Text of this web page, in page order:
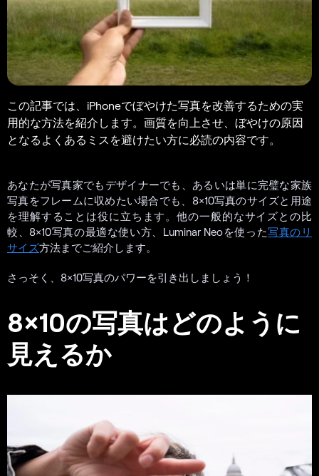
この記事では、iPhoneでぼやけた写真を改善するための実
用的な方法を紹介します。画質を向上させ、ぼやけの原因
となるよくあるミスを避けたい方に必読の内容です。
あなたが写真家でもデザイナーでも、あるいは単に完璧な家族
写真をフレームに収めたい場合でも、8×10写真のサイズと用途
を理解することは役に立ちます。他の一般的なサイズとの比
較、8×10写真の最適な使い方、Luminar Neoを使った写真のリ
サイズ方法までご紹介します。
さっそく、8×10写真のパワーを引き出しましょう！
8×10の写真はどのように
見えるか